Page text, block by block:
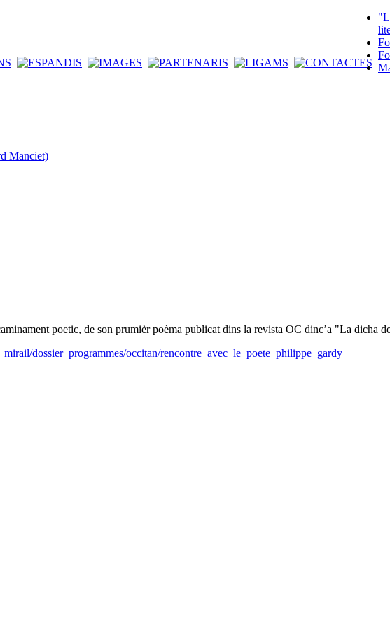
Manciet)
poetic, de son prumièr poèma publicat dins la revista OC dinc’a "La dicha
dossier_programmes/occitan/rencontre_avec_le_poete_philippe_gardy